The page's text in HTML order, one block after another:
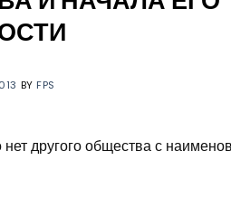
BY FPS
другого общества с